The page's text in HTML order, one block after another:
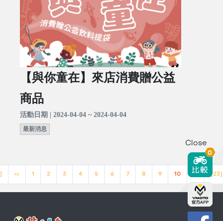
【與你童在】來店消費贈公益
商品
活動日期 | 2024-04-04 ~ 2024-04-04
最新消息
<< 1 2 3 4 5 6 7 8 9 10 >> [23]
Close
0